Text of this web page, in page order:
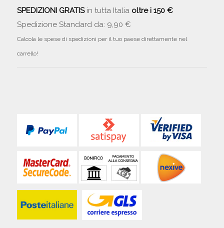
SPEDIZIONI GRATISin tutta Italia oltre i 150 €
Spedizione Standard da: 9,90 €
Calcola le spese di spedizioni per il tuo paese direttamente nel
carrello!